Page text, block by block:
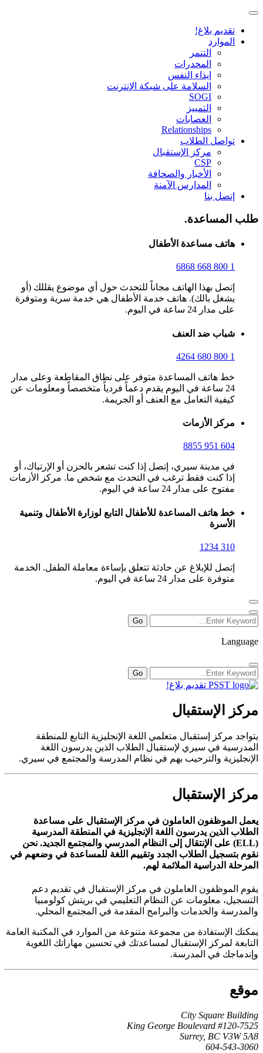
تقديم بلاغ!
الموارد
التنمر
المخدرات
إيذاء النفس
السلامة على شبكة الإنترنت
SOGI
التمييز
العصابات
Relationships
تواصل الطلاب
مركز الإستقبال
CSP
الأخبار والصحافة
المدارس الآمنة
إتصل بنا
طلب المساعدة.
هاتف مساعدة الأطفال
1 800 668 6868
إتصل بهذا الهاتف مجاناً للتحدث حول أي موضوع يقللك (أو
يشغل بالك). هاتف خدمة الأطفال هي خدمة سرية ومتوفرة
على مدار 24 ساعة في اليوم.
شباب ضد العنف
1 800 680 4264
خط هاتف المساعدة متوفر على نطاق المقاطعة وعلى مدار
24 ساعة في اليوم يقدم دعماً فردياً متخصصاً ومعلومات عن
كيفية التعامل مع العنف أو الجريمة.
مركز الأزمات
604 951 8855
في مدينة سيري، إتصل إذا كنت تشعر بالحزن أو الإرتباك، أو
إذا كنت فقط ترغب في التحدث مع شخص ما. مركز الأزمات
مفتوح على مدار 24 ساعة في اليوم.
خط هاتف المساعدة للأطفال التابع لوزارة الأطفال وتنمية
الأسرة
310 1234
إتصل للإبلاغ عن حادثة تتعلق بإساءة معاملة الطفل. الخدمة
متوفرة على مدار 24 ساعة في اليوم.
Language
تقديم بلاغ!
مركز الإستقبال
يتواجد مركز إستقبال متعلمي اللغة الإنجليزية التابع للمنطقة
المدرسية في سيري لإستقبال الطلاب الذين يدرسون اللغة
الإنجليزية والترحيب بهم في نظام المدرسة والمجتمع في سيري.
مركز الإستقبال
يعمل الموظفون العاملون في مركز الإستقبال على مساعدة
الطلاب الذين يدرسون اللغة الإنجليزية في المنطقة المدرسية
(ELL) على الإنتقال إلى النظام المدرسي والمجتمع الجديد. نحن
نقوم بتسجيل الطلاب الجدد وتقييم اللغة للمساعدة في وضعهم في
المرحلة الدراسية الملائمة لهم.
يقوم الموظفون العاملون في مركز الإستقبال في تقديم دعم
التسجيل، معلومات عن النظام التعليمي في بريتش كولومبيا
والمدرسة والخدمات والبرامج المقدمة في المجتمع المحلي.
يمكنك الإستفادة من مجموعة متنوعة من الموارد في المكتبة العامة
التابعة لمركز الإستقبال لمساعدتك في تحسين مهاراتك اللغوية
وإندماجك في المدرسة.
موقع
City Square Building
#120-7525 King George Boulevard
Surrey, BC V3W 5A8
604-543-3060